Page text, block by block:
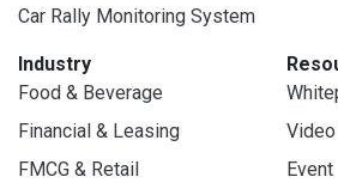
Car Rally Monitoring System
Industry
Food & Beverage
Financial & Leasing
FMCG & Retail
Event